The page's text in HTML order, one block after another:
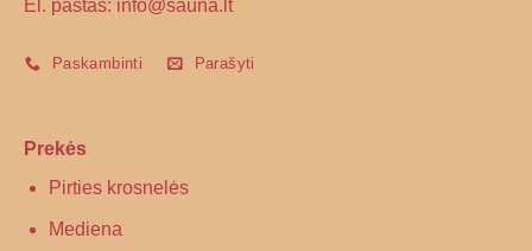
El. paštas: info@sauna.lt
Paskambinti Parašyti
Prekės
Pirties krosnelės
Mediena